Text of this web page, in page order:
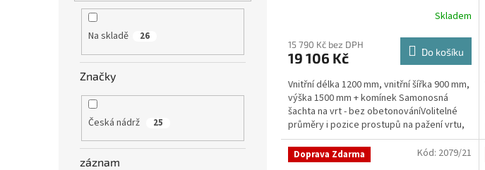
Na skladě 26
Značky
Česká nádrž 25
záznam
produktu
je
z
5
hvězdiček.
Skladem
15 790 Kč bez DPH
19 106 Kč Do košíku
Vnitřní délka 1200 mm, vnitřní šířka 900 mm,
výška 1500 mm + komínek Samonosná
šachta na vrt - bez obetonováníVolitelné
průměry i pozice prostupů na pažení vrtu,
hadice i...
Doprava Zdarma Kód: 2079/21